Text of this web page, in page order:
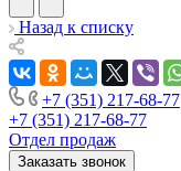
Назад к списку
+7 (351) 217-68-77
+7 (351) 217-68-77
Отдел продаж
Заказать звонок